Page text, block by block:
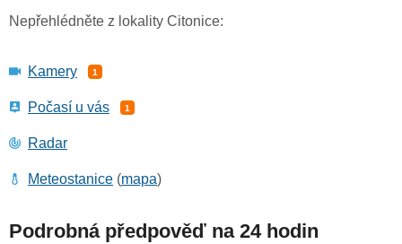
Nepřehlédněte z lokality Citonice:
Kamery 1
Počasí u vás 1
Radar
Meteostanice (mapa)
Podrobná předpověď na 24 hodin